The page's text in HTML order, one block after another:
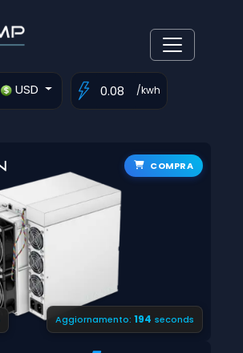
USD /kwh
COMPRA
Aggiornamento:193 seconds